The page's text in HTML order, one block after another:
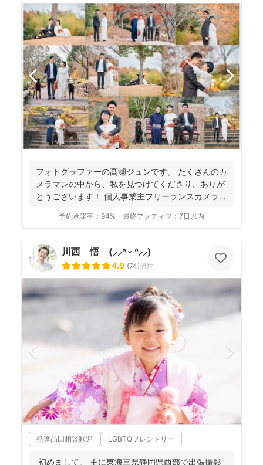
フォトグラファーの髙瀬ジュンです。 たくさんのカ
メラマンの中から、私を見つけてくださり、ありが
とうございます！ 個人事業主フリーランスカメラマ
予約承諾率： 94% 最終アクティブ： 7日以内
川西 悟 (⸝⸝ᐢ ᵕ ᐢ⸝⸝)
4.9 (74)男性
発達凸凹相談歓迎 LGBTQフレンドリー
初めまして。 主に東海三県静岡県西部で出張撮影